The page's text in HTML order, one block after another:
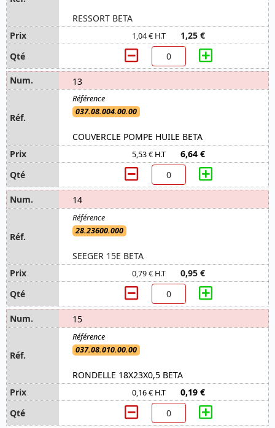
RESSORT BETA
1,04 € H.T 1,25 €
13
037.08.004.00.00
COUVERCLE POMPE HUILE BETA
5,53 € H.T 6,64 €
14
28.23600.000
SEEGER 15E BETA
0,79 € H.T 0,95 €
15
037.08.010.00.00
RONDELLE 18X23X0,5 BETA
0,16 € H.T 0,19 €